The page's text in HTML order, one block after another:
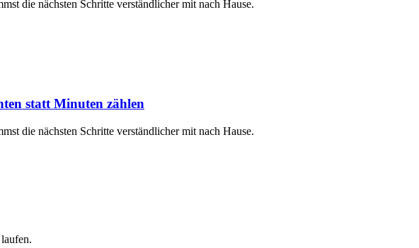
die nächsten Schritte verständlicher mit nach Hause.
statt Minuten zählen
die nächsten Schritte verständlicher mit nach Hause.